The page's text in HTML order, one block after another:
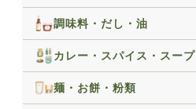
調味料・だし・油
カレー・スパイス・スープ
麺・お餅・粉類